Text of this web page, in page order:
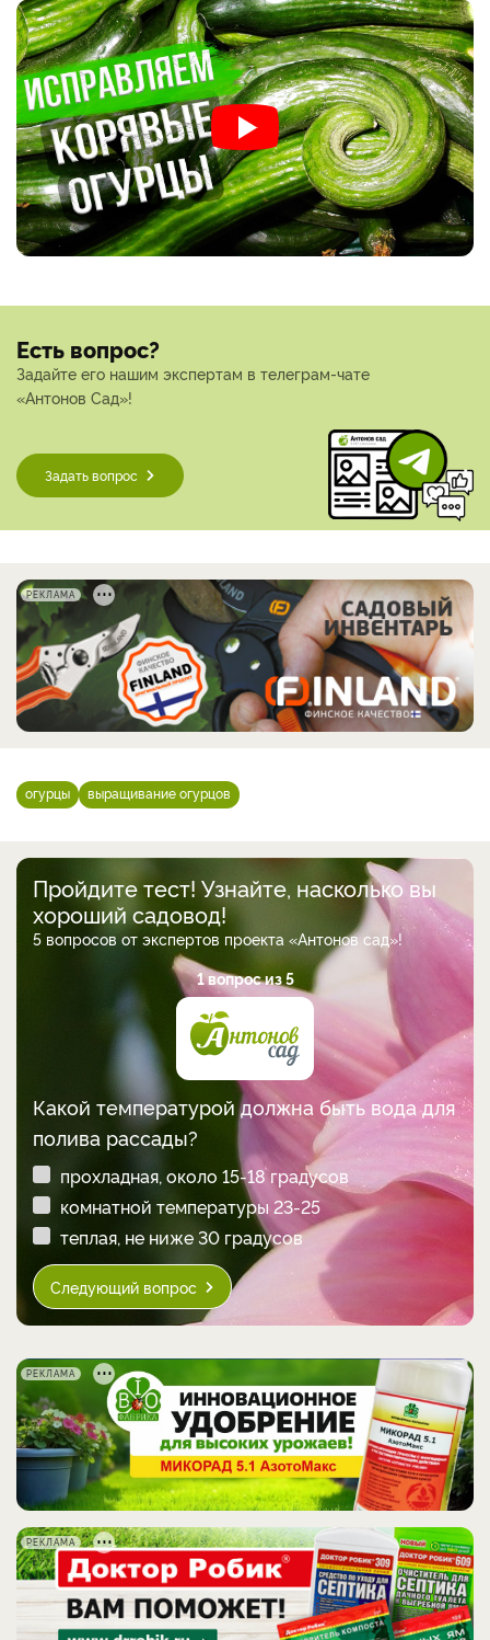
Есть вопрос?
Задайте его нашим экспертам в телеграм-чате
«Антонов Сад»!
Задать вопрос
РЕКЛАМА
огурцы выращивание огурцов
Пройдите тест! Узнайте, насколько вы
хороший садовод!
5 вопросов от экспертов проекта «Антонов сад»!
1 вопрос из 5
Какой температурой должна быть вода для
полива рассады?
прохладная, около 15-18 градусов
комнатной температуры 23-25
теплая, не ниже 30 градусов
Следующий вопрос
РЕКЛАМА
РЕКЛАМА